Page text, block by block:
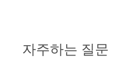
자주하는 질문